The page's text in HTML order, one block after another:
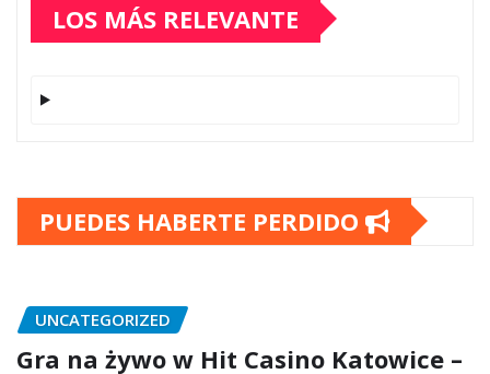
LOS MÁS RELEVANTE
PUEDES HABERTE PERDIDO
UNCATEGORIZED
Gra na żywo w Hit Casino Katowice –